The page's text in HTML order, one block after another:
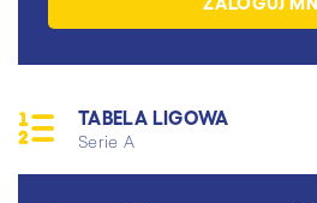
TABELA LIGOWA
Serie A